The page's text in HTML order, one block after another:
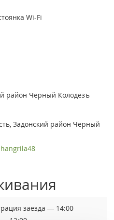
Wi-Fi
район Черный Колодезъ
Задонский район Черный
заезда — 14:00